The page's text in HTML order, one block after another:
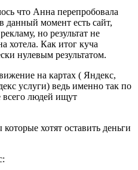
что Анна перепробовала
данный момент есть сайт,
но результат не
хотела. Как итог куча
нулевым результатом.
на картах ( Яндекс,
услуги) ведь именно так по
всего людей ищут
хотят оставить деньги